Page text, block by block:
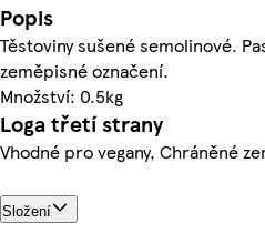
Popis
Těstoviny sušené semolinové.
zeměpisné označení.
Množství: 0.5kg
Loga třetí strany
Vhodné pro vegany, Chráněné
Složení